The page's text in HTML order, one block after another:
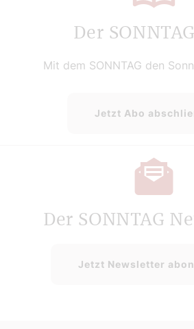
Der
Mit dem SONNTAG den
Jetzt Abo
Der SONNTAG
Jetzt Newsletter